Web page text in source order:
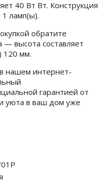
40 Вт Вт. Конструкция
1 ламп(ы).
обратите
— высота составляет
120 мм.
нашем интернет-
гарантией от
уюта в ваш дом уже